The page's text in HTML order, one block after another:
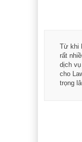
Từ khi
rất
dịch
cho
trọng